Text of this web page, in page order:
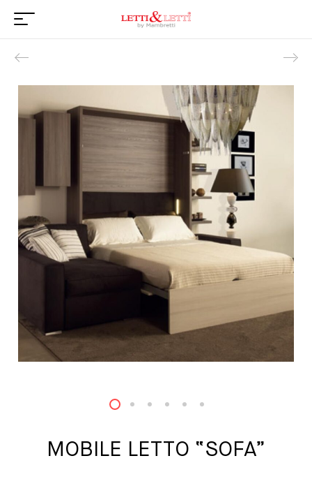
Product navigation
MOBILE LETTO “SOFA”